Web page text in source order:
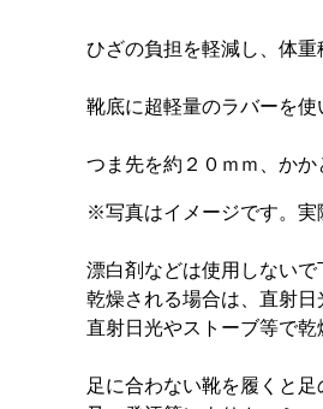
ひざの負担を軽減し、体
靴底に超軽量のラバーを使
つま先を約２０ｍｍ、か
※写真はイメージです。実
漂白剤などは使用しないで
乾燥される場合は、直射日
直射日光やストーブ等で乾
足に合わない靴を履くと